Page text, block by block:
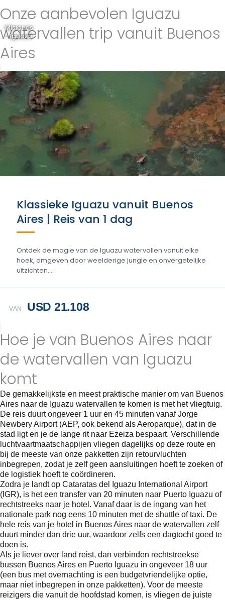
Onze aanbevolen Iguazu
watervallen trip vanuit Buenos
Aires
Misiones
- Iguazú
Klassieke Iguazu vanuit Buenos
Aires | Reis van 1 dag
Ontdek de magie van de Iguazu watervallen vanuit elke
hoek, omgeven door weelderige jungle en onvergetelijke
uitzichten....
VAN USD 21.108
Hoe je van Buenos Aires naar
de watervallen van Iguazu
komt
De gemakkelijkste en meest praktische manier om van Buenos
Aires naar de Iguazu watervallen te komen is met het vliegtuig.
De reis duurt ongeveer 1 uur en 45 minuten vanaf Jorge
Newbery Airport (AEP, ook bekend als Aeroparque), dat in de
stad ligt en je de lange rit naar Ezeiza bespaart. Verschillende
luchtvaartmaatschappijen vliegen dagelijks op deze route en
bij de meeste van onze pakketten zijn retourvluchten
inbegrepen, zodat je zelf geen aansluitingen hoeft te zoeken of
de logistiek hoeft te coördineren.
Zodra je landt op Cataratas del Iguazu International Airport
(IGR), is het een transfer van 20 minuten naar Puerto Iguazu of
rechtstreeks naar je hotel. Vanaf daar is de ingang van het
nationale park nog eens 10 minuten met de shuttle of taxi. De
hele reis van je hotel in Buenos Aires naar de watervallen zelf
duurt minder dan drie uur, waardoor zelfs een dagtocht goed te
doen is.
Als je liever over land reist, dan verbinden rechtstreekse
bussen Buenos Aires en Puerto Iguazu in ongeveer 18 uur
(een bus met overnachting is een budgetvriendelijke optie,
maar niet inbegrepen in onze pakketten). Voor de meeste
reizigers die vanuit de hoofdstad komen, is vliegen de juiste